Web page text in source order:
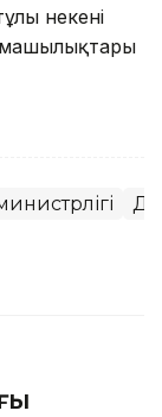
некені